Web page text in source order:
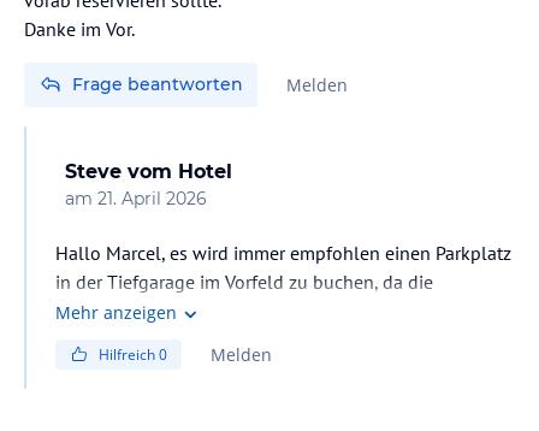
Danke im Vor.
Frage beantworten Melden
Steve vom Hotel
am 21. April 2026
Hallo Marcel, es wird immer empfohlen einen Parkplatz
in der Tiefgarage im Vorfeld zu buchen, da die
Stellplätze begrenzt sind und im Ort das Parken sehr
Mehr anzeigen
Hilfreich0 Melden